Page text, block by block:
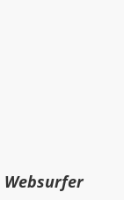
Websurfer